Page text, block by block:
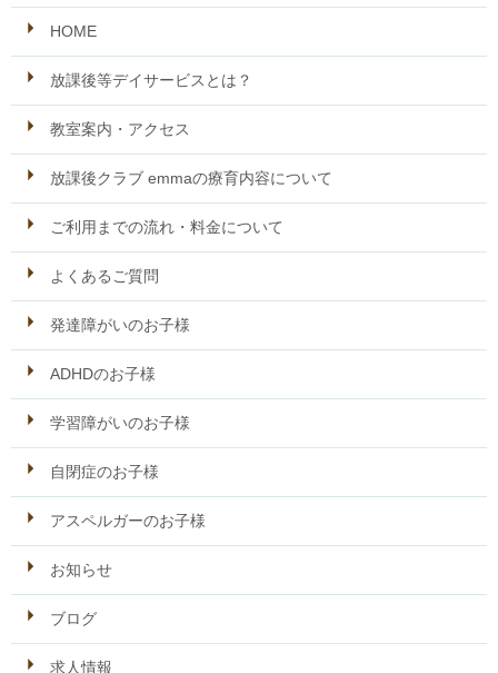
HOME
放課後等デイサービスとは？
教室案内・アクセス
放課後クラブ emmaの療育内容について
ご利用までの流れ・料金について
よくあるご質問
発達障がいのお子様
ADHDのお子様
学習障がいのお子様
自閉症のお子様
アスペルガーのお子様
お知らせ
ブログ
求人情報